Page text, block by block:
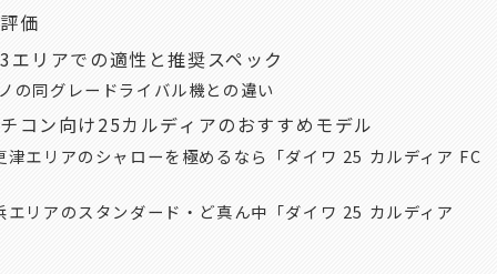
価
リアでの適性と推奨スペック
の同グレードライバル機との違い
コン向け25カルディアのおすすめモデル
津エリアのシャローを極めるなら「ダイワ 25 カルディア FC
エリアのスタンダード・ど真ん中「ダイワ 25 カルディア